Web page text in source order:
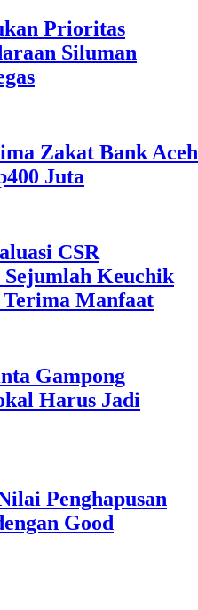
Prioritas
Siluman
Zakat Bank Aceh
Juta
CSR
Sejumlah Keuchik
Manfaat
Gampong
Harus Jadi
Penghapusan
Good